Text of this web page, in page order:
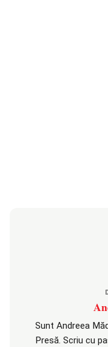
Sunt Andreea
Presă. Scriu cu